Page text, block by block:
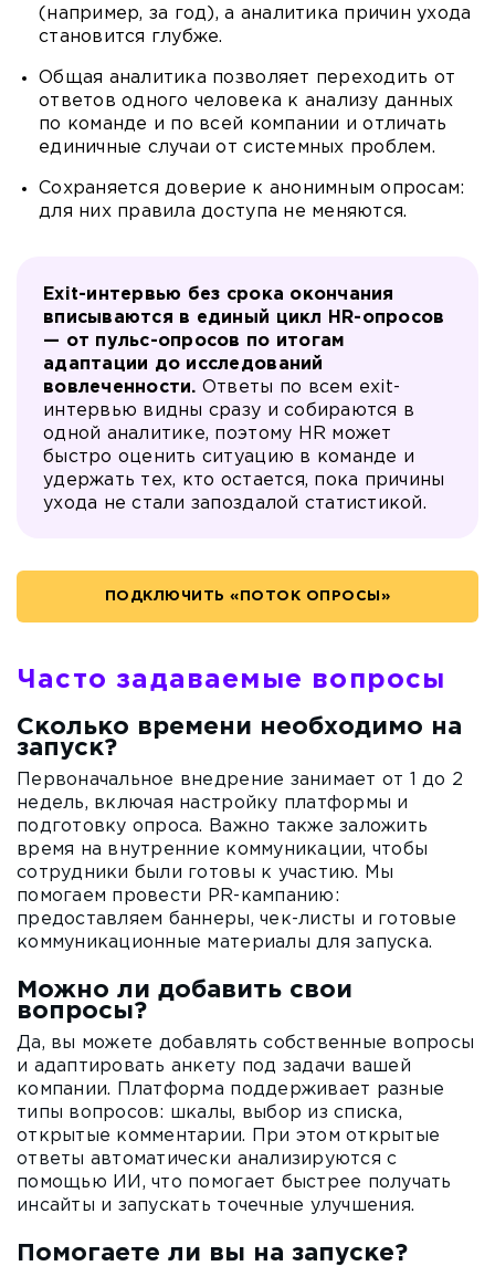
(например, за год), а аналитика причин ухода
становится глубже.
Общая аналитика позволяет переходить от
ответов одного человека к анализу данных
по команде и по всей компании и отличать
единичные случаи от системных проблем.
Сохраняется доверие к анонимным опросам:
для них правила доступа не меняются.
Exit-интервью без срока окончания
вписываются в единый цикл HR-опросов
— от пульс-опросов по итогам
адаптации до исследований
вовлеченности. Ответы по всем exit-
интервью видны сразу и собираются в
одной аналитике, поэтому HR может
быстро оценить ситуацию в команде и
удержать тех, кто остается, пока причины
ухода не стали запоздалой статистикой.
ПОДКЛЮЧИТЬ «ПОТОК ОПРОСЫ»
Часто задаваемые вопросы
Сколько времени необходимо на
запуск?
Первоначальное внедрение занимает от 1 до 2
недель, включая настройку платформы и
подготовку опроса. Важно также заложить
время на внутренние коммуникации, чтобы
сотрудники были готовы к участию. Мы
помогаем провести PR-кампанию:
предоставляем баннеры, чек-листы и готовые
коммуникационные материалы для запуска.
Можно ли добавить свои
вопросы?
Да, вы можете добавлять собственные вопросы
и адаптировать анкету под задачи вашей
компании. Платформа поддерживает разные
типы вопросов: шкалы, выбор из списка,
открытые комментарии. При этом открытые
ответы автоматически анализируются с
помощью ИИ, что помогает быстрее получать
инсайты и запускать точечные улучшения.
Помогаете ли вы на запуске?